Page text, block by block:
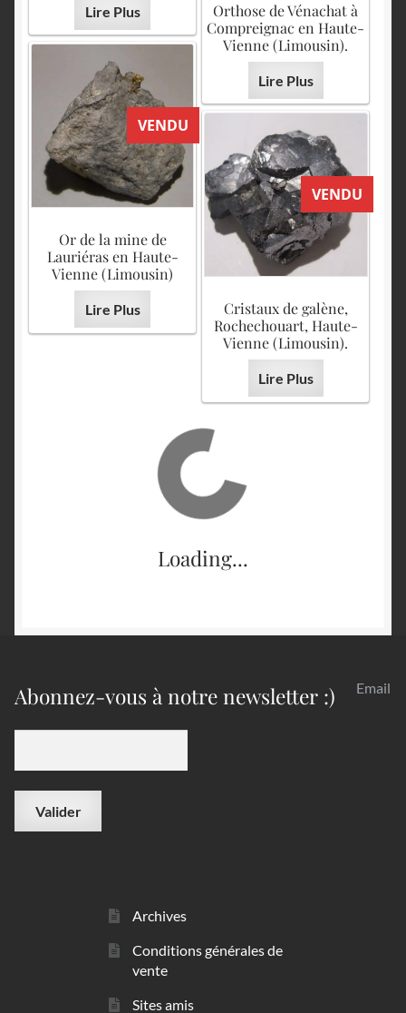
Lire Plus
Orthose de Vénachat à
Compreignac en Haute-
Vienne (Limousin).
Lire Plus
VENDU
Or de la mine de
Lauriéras en Haute-
Vienne (Limousin)
Lire Plus
VENDU
Cristaux de galène,
Rochechouart, Haute-
Vienne (Limousin).
Lire Plus